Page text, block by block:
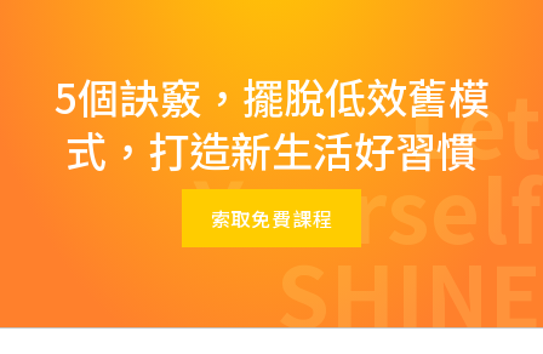
5個訣竅，擺脫低效舊模
式，打造新生活好習慣
索取免費課程
Let
Yourself
SHINE